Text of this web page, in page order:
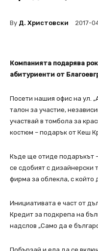
By Д. Христовски 2017-
Компанията подарява
абитуриенти от
Посети нашия офис на ул.
талон за участие,
участвай в томбола за
костюм – подарък от Кеш
Къде ще отиде подаръкът
се сдобият с дизайнерски
фирма за облекла, с който
Инициативата е част от
Кредит за подкрепа на
надслов „Само да е